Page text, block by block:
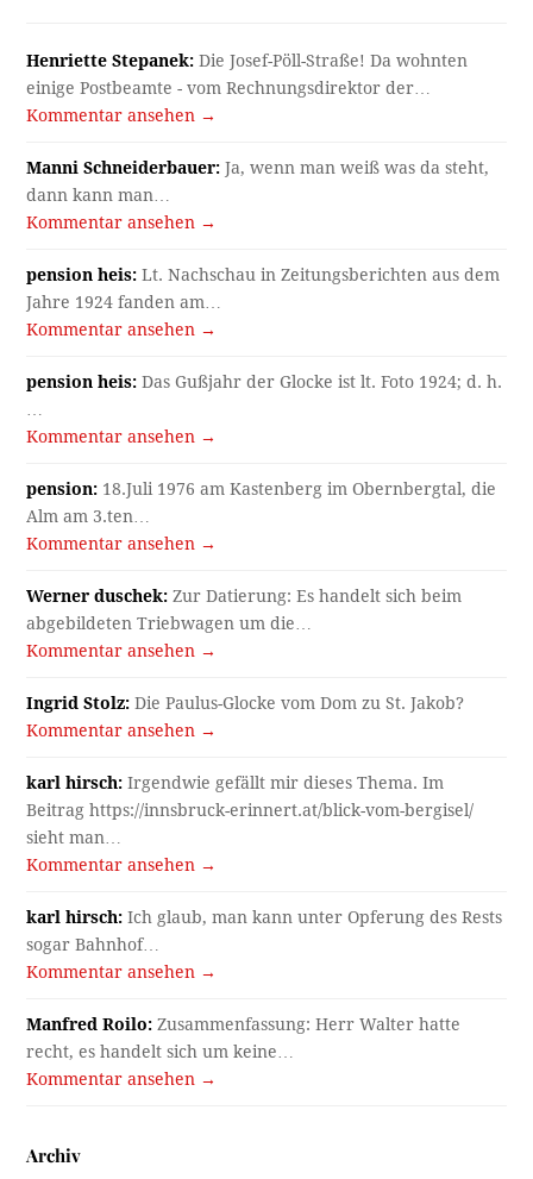
Henriette Stepanek: Die Josef-Pöll-Straße! Da wohnten
einige Postbeamte - vom Rechnungsdirektor der…
Kommentar ansehen →
Manni Schneiderbauer: Ja, wenn man weiß was da steht,
dann kann man…
Kommentar ansehen →
pension heis: Lt. Nachschau in Zeitungsberichten aus dem
Jahre 1924 fanden am…
Kommentar ansehen →
pension heis: Das Gußjahr der Glocke ist lt. Foto 1924; d. h.
Kommentar ansehen →
pension: 18.Juli 1976 am Kastenberg im Obernbergtal, die
Alm am 3.ten…
Kommentar ansehen →
Werner duschek: Zur Datierung: Es handelt sich beim
abgebildeten Triebwagen um die…
Kommentar ansehen →
Ingrid Stolz: Die Paulus-Glocke vom Dom zu St. Jakob?
Kommentar ansehen →
karl hirsch: Irgendwie gefällt mir dieses Thema. Im
Beitrag https://innsbruck-erinnert.at/blick-vom-bergisel/
sieht man…
Kommentar ansehen →
karl hirsch: Ich glaub, man kann unter Opferung des Rests
sogar Bahnhof…
Kommentar ansehen →
Manfred Roilo: Zusammenfassung: Herr Walter hatte
recht, es handelt sich um keine…
Kommentar ansehen →
Archiv